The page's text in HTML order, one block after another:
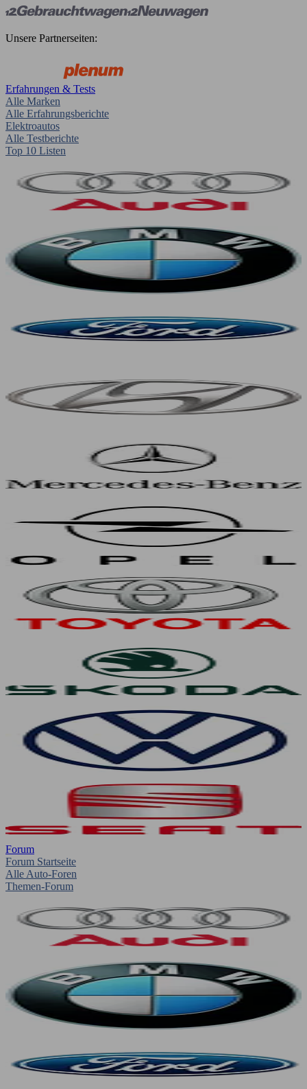
Unsere Partnerseiten:
Erfahrungen & Tests
Alle Marken
Alle Erfahrungsberichte
Elektroautos
Alle Testberichte
Top 10 Listen
Forum
Forum Startseite
Alle Auto-Foren
Themen-Forum